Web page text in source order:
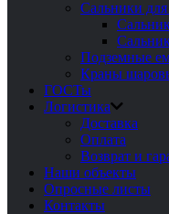
Сальники для
Подземные
Краны
ГОСТы
Логистика
Доставка
Оплата
Возврат и
Наши объекты
Опросные листы
Контакты